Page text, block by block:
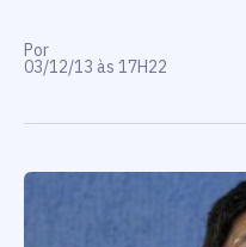
Por
03/12/13 às 17H22